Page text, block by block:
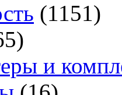
(1151)
и